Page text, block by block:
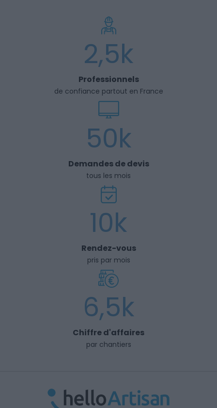
2,5k
Professionnels
de confiance partout en France
50k
Demandes de devis
tous les mois
10k
Rendez-vous
pris par mois
6,5k
Chiffre d'affaires
par chantiers